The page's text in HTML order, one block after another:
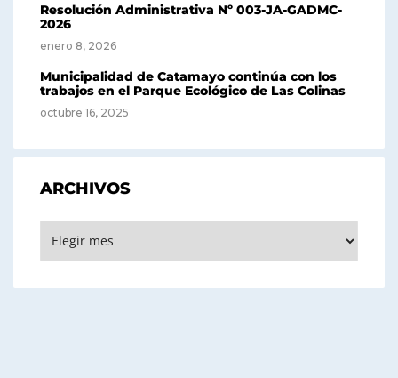
Resolución Administrativa Nº 003-JA-GADMC-
2026
enero 8, 2026
Municipalidad de Catamayo continúa con los
trabajos en el Parque Ecológico de Las Colinas
octubre 16, 2025
ARCHIVOS